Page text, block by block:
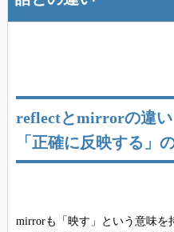
reflectとmirrorの違
「正確に反映する」
mirrorも「映す」という意味を